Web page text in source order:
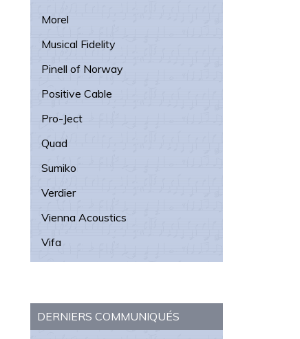
Morel
Musical Fidelity
Pinell of Norway
Positive Cable
Pro-Ject
Quad
Sumiko
Verdier
Vienna Acoustics
Vifa
DERNIERS COMMUNIQUÉS